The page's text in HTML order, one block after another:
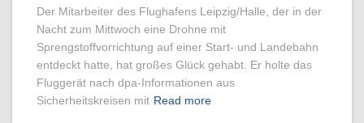
Der Mitarbeiter des Flughafens Leipzig/Halle, der in der
Nacht zum Mittwoch eine Drohne mit
Sprengstoffvorrichtung auf einer Start- und Landebahn
entdeckt hatte, hat großes Glück gehabt. Er holte das
Fluggerät nach dpa-Informationen aus
Sicherheitskreisen mit Read more